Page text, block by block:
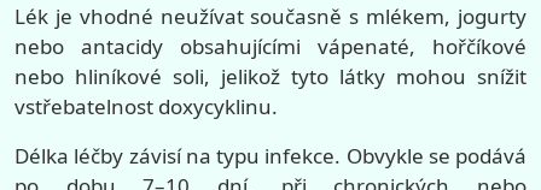
Lék je vhodné neužívat současně s mlékem, jogurty
nebo antacidy obsahujícími vápenaté, hořčíkové
nebo hliníkové soli, jelikož tyto látky mohou snížit
vstřebatelnost doxycyklinu.
Délka léčby závisí na typu infekce. Obvykle se podává